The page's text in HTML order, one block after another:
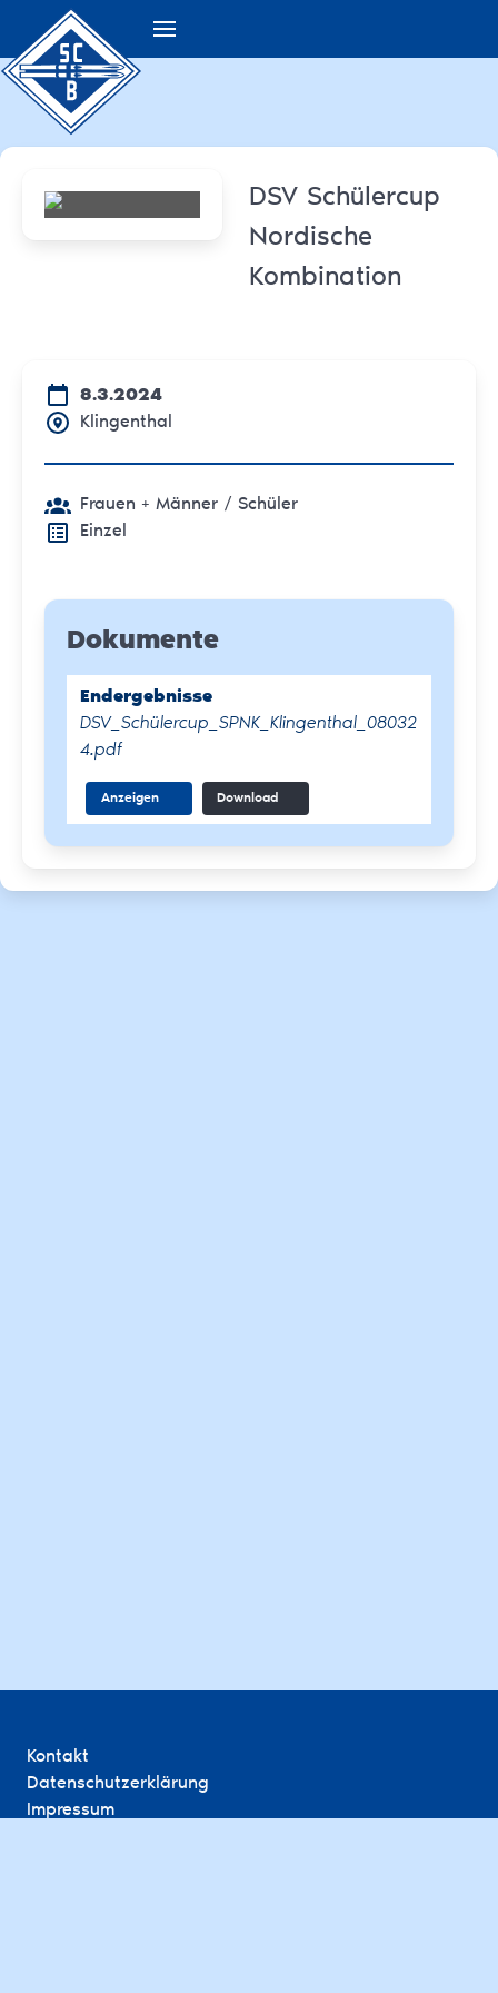
DSV Schülercup
Nordische
Kombination
8.3.2024
Klingenthal
Frauen + Männer / Schüler
Einzel
Dokumente
Endergebnisse
DSV_Schülercup_SPNK_Klingenthal_08032
4.pdf
Anzeigen Download
Kontakt
Datenschutzerklärung
Impressum